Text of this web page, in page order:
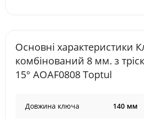
Основні характеристики
комбінований 8 мм. з
15° AOAF0808 Toptul
Довжина ключа 140 мм